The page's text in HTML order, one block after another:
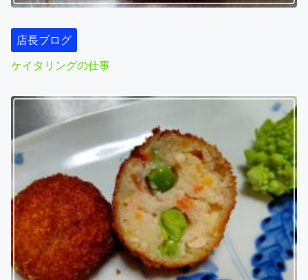
g
a
t
n
店長ブログ
ケイタリングの仕事